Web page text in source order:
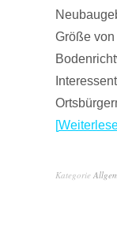
Größe
Kategorie